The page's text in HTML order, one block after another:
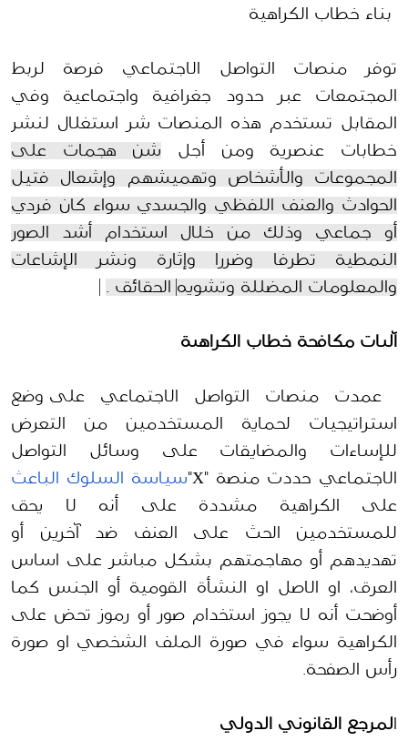
بناء خطاب الكراهية
توفر منصات التواصل الاجتماعي فرصة لربط
المجتمعات عبر حدود جغرافية واجتماعية وفي
المقابل تستخدم هذه
المنصات شر استغلال لنشر
خطابات
عنصرية ومن أجل
شن هجمات على
المجموعات والأشخاص وتهميشهم وإشعال فتيل
الحوادث والعنف اللفظي والجسدي سواء كان فردي
أو جماعي وذلك من خلال استخدام أشد الصور
النمطية تطرفا وضررا وإثارة ونشر الإشاعات
والمعلومات المضللة وتشويه
الحقائق .
آليات مكافحة خطاب الكراهية
عمدت منصات التواصل الاجتماعي على وضع
استراتيجيات لحماية المستخدمين من التعرض
للإساءات والمضايقات على وسائل التواصل
الاجتماعي حددت منصة "X
"سياسة السلوك
الباعث
على الكراهية مشددة على أنه لا يحق
للمستخدمين الحث على العنف ضد آخرين أو
تهديدهم أو مهاجمتهم بشكل مباشر على اساس
العرق، او الاصل او النشأة القومية أو الجنس كما
أوضحت أنه لا يجوز استخدام صور أو رموز تحض على
الكراهية سواء في صورة الملف الشخصي او صورة
رأس
الصفحة.
لمرجع القانوني الدولي